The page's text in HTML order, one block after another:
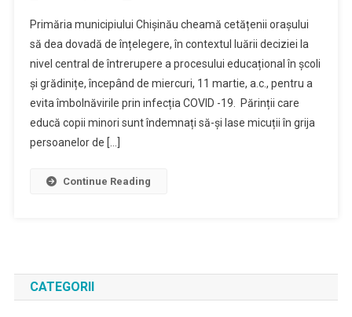
Primăria municipiului Chișinău cheamă cetățenii orașului
să dea dovadă de înțelegere, în contextul luării deciziei la
nivel central de întrerupere a procesului educațional în școli
și grădinițe, începând de miercuri, 11 martie, a.c., pentru a
evita îmbolnăvirile prin infecția COVID -19. Părinții care
educă copii minori sunt îndemnați să-și lase micuții în grija
persoanelor de […]
Continue Reading
CATEGORII